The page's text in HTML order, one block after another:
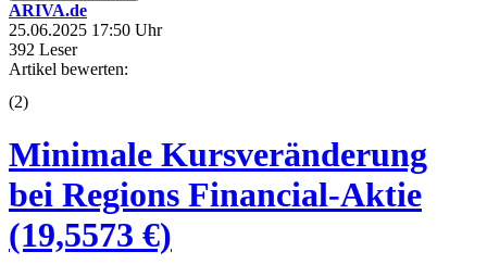
ARIVA.de
25.06.2025 17:50 Uhr
392 Leser
Artikel bewerten:
(2)
Minimale Kursveränderung
bei Regions Financial-Aktie
(19,5573 €)